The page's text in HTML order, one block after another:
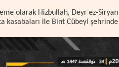
olarak Hizbullah, Deyr ez-
kasabaları ile Bint Cübeyl